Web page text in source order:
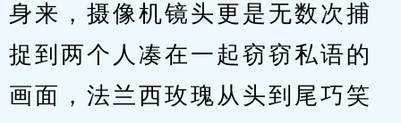
身来，摄像机镜头更是无数次捕
捉到两个人凑在一起窃窃私语的
画面，法兰西玫瑰从头到尾巧笑